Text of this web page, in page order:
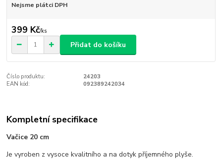
Nejsme plátci DPH
399 Kč/ks
Přidat do košíku
Číslo produktu:
24203
EAN kód:
092389242034
Kompletní specifikace
Vačice 20 cm
Je vyroben z vysoce kvalitního a na dotyk příjemného plyše.